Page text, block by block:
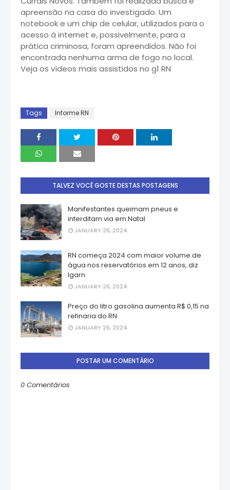
apreensão na casa do investigado. Um
notebook e um chip de celular, utilizados para o
acesso à internet e, possivelmente, para a
prática criminosa, foram apreendidos. Não foi
encontrada nenhuma arma de fogo no local.
Veja os vídeos mais assistidos no g1 RN
Tags Informe RN
TALVEZ VOCÊ GOSTE DESTAS POSTAGENS
Manifestantes queimam pneus e
interditam via em Natal
JANUARY 26, 2024
RN começa 2024 com maior volume de
água nos reservatórios em 12 anos, diz
Igarn
JANUARY 26, 2024
Preço do litro gasolina aumenta R$ 0,15 na
refinaria do RN
JANUARY 26, 2024
POSTAR UM COMENTÁRIO
0 Comentários